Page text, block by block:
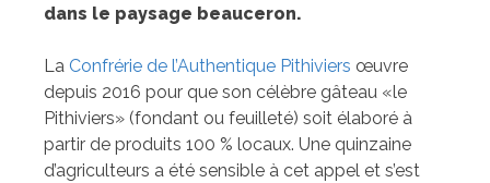
dans le paysage beauceron.
La Confrérie de l’Authentique Pithiviers œuvre
depuis 2016 pour que son célèbre gâteau «le
Pithiviers» (fondant ou feuilleté) soit élaboré à
partir de produits 100 % locaux. Une quinzaine
d’agriculteurs a été sensible à cet appel et s’est